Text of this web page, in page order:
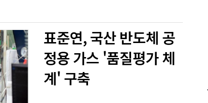
표준연, 국산 반도체 공
정용 가스 '품질평가 체
계' 구축